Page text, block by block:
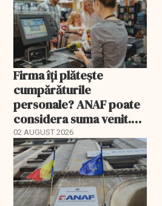
Firma îți plătește
cumpărăturile
personale? ANAF poate
considera suma venit.
Cu cât te taxează
02 AUGUST 2026